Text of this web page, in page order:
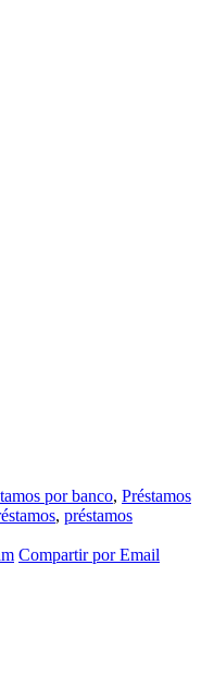
por banco, Préstamos
, préstamos
Compartir por Email